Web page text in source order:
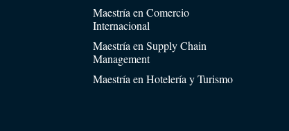
Maestría en Comercio
Internacional
Maestría en Supply Chain
Management
Maestría en Hotelería y Turismo